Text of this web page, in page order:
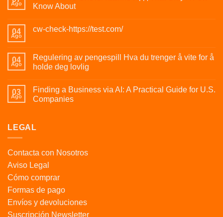
Ago
Know About
04
Ago
cw-check-https://test.com/
04
Ago
Regulering av pengespill Hva du trenger å vite for å
holde deg lovlig
03
Ago
Finding a Business via AI: A Practical Guide for U.S.
Companies
LEGAL
Contacta con Nosotros
Aviso Legal
Cómo comprar
Formas de pago
Envíos y devoluciones
Suscripción Newsletter